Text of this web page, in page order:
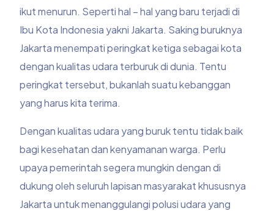
ikut menurun. Seperti hal – hal yang baru terjadi di
Ibu Kota Indonesia yakni Jakarta. Saking buruknya
Jakarta menempati peringkat ketiga sebagai kota
dengan kualitas udara terburuk di dunia. Tentu
peringkat tersebut, bukanlah suatu kebanggan
yang harus kita terima.
Dengan kualitas udara yang buruk tentu tidak baik
bagi kesehatan dan kenyamanan warga. Perlu
upaya pemerintah segera mungkin dengan di
dukung oleh seluruh lapisan masyarakat khususnya
Jakarta untuk menanggulangipolusi udara yang